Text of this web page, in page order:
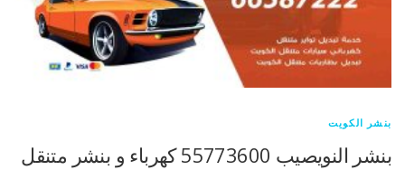
بنشر الكويت
بنشر النويصيب 55773600 كهرباء و بنشر متنقل